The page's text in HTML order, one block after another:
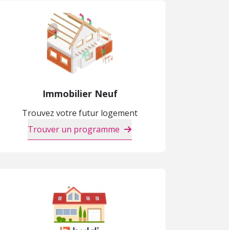
Immobilier Neuf
Trouvez votre futur logement
Trouver un programme